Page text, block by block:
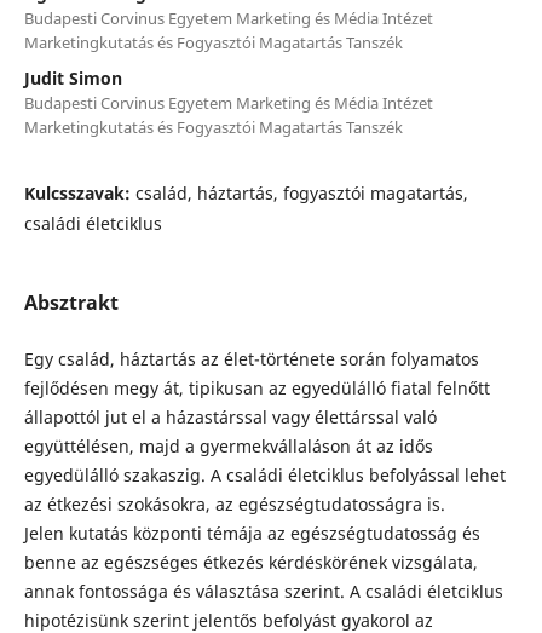
Budapesti Corvinus Egyetem Marketing és Média Intézet
Marketingkutatás és Fogyasztói Magatartás Tanszék
Judit Simon
Budapesti Corvinus Egyetem Marketing és Média Intézet
Marketingkutatás és Fogyasztói Magatartás Tanszék
Kulcsszavak: család, háztartás, fogyasztói magatartás,
családi életciklus
Absztrakt
Egy család, háztartás az élet-története során folyamatos
fejlődésen megy át, tipikusan az egyedülálló fiatal felnőtt
állapottól jut el a házastárssal vagy élettárssal való
együttélésen, majd a gyermekvállaláson át az idős
egyedülálló szakaszig. A családi életciklus befolyással lehet
az étkezési szokásokra, az egészségtudatosságra is.
Jelen kutatás központi témája az egészségtudatosság és
benne az egészséges étkezés kérdéskörének vizsgálata,
annak fontossága és választása szerint. A családi életciklus
hipotézisünk szerint jelentős befolyást gyakorol az